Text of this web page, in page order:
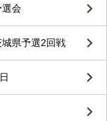
選会
城県予選2回戦